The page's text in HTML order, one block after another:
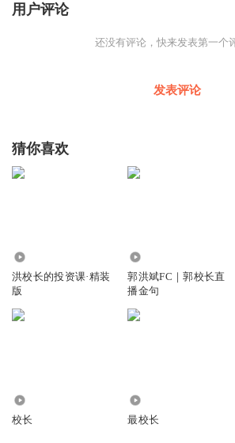
用户评论
还没有评论，快来发表第一个
发表评论
猜你喜欢
洪校长的投资课·精装
版
郭洪斌FC｜郭校长直
播金句
校长 最校长